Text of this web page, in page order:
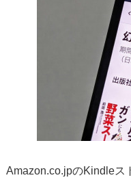
Amazon.co.jpのKindleス